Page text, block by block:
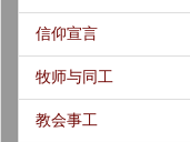
信仰宣言
牧师与同工
教会事工